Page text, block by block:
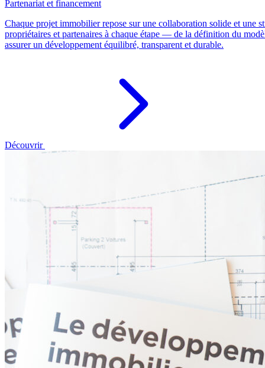
Partenariat et financement
Chaque projet immobilier repose sur une collaboration solide et une
propriétaires et partenaires à chaque étape — de la définition du
assurer un développement équilibré, transparent et durable.
Découvrir